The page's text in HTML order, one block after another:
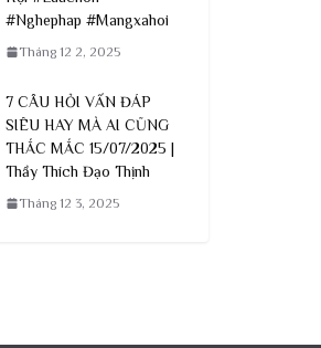
#Nghephap #Mangxahoi
Tháng 12 2, 2025
7 CÂU HỎI VẤN ĐÁP
SIÊU HAY MÀ AI CŨNG
THẮC MẮC 15/07/2025 |
Thầy Thích Đạo Thịnh
Tháng 12 3, 2025